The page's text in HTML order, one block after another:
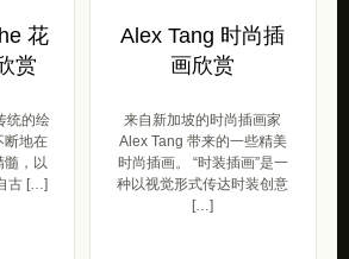
花
赏
统的绘
断地在
髓，以
古 […]
Alex Tang 时尚插
画欣赏
来自新加坡的时尚插画家
Alex Tang 带来的一些精美
时尚插画。 “时装插画”是一
种以视觉形式传达时装创意
[…]